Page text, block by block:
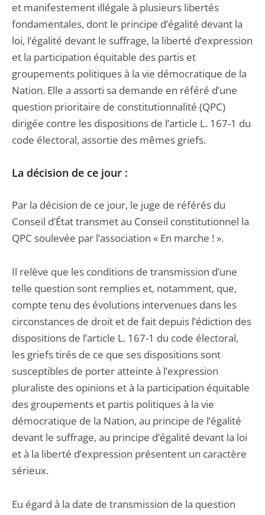
et manifestement illégale à plusieurs libertés
fondamentales, dont le principe d’égalité devant la
loi, l’égalité devant le suffrage, la liberté d’expression
et la participation équitable des partis et
groupements politiques à la vie démocratique de la
Nation. Elle a assorti sa demande en référé d’une
question prioritaire de constitutionnalité (QPC)
dirigée contre les dispositions de l’article L. 167-1 du
code électoral, assortie des mêmes griefs.
La décision de ce jour :
Par la décision de ce jour, le juge de référés du
Conseil d’État transmet au Conseil constitutionnel la
QPC soulevée par l’association « En marche ! ».
Il relève que les conditions de transmission d’une
telle question sont remplies et, notamment, que,
compte tenu des évolutions intervenues dans les
circonstances de droit et de fait depuis l’édiction des
dispositions de l’article L. 167-1 du code électoral,
les griefs tirés de ce que ses dispositions sont
susceptibles de porter atteinte à l’expression
pluraliste des opinions et à la participation équitable
des groupements et partis politiques à la vie
démocratique de la Nation, au principe de l’égalité
devant le suffrage, au principe d’égalité devant la loi
et à la liberté d’expression présentent un caractère
sérieux.
Eu égard à la date de transmission de la question